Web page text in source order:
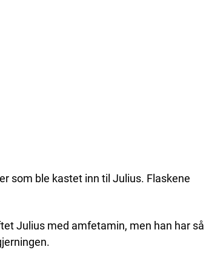
som ble kastet inn til Julius. Flaskene
Julius med amfetamin, men han har så